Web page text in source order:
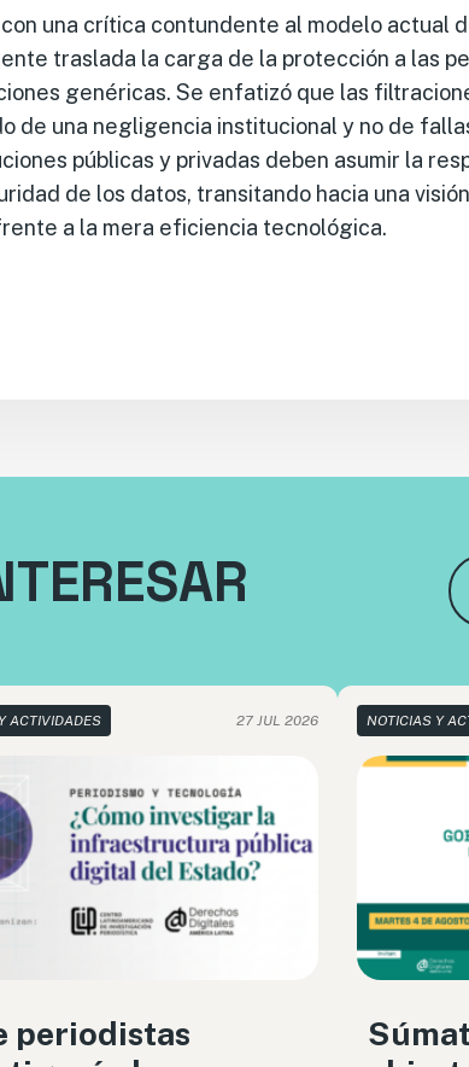
una crítica contundente al modelo actual
traslada la carga de la protección a las
genéricas. Se enfatizó que las
de una negligencia institucional y no de
públicas y privadas deben asumir la
de los datos, transitando hacia una
a la mera eficiencia tecnológica.
ACTIVIDADES 27 JUL 2026
periodistas
NOTICIAS Y